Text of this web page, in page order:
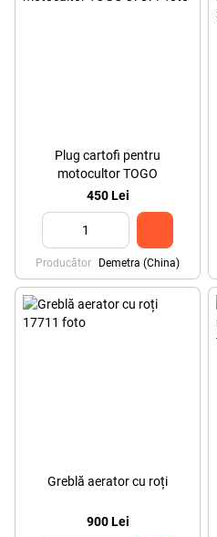
Plug cartofi pentru
motocultor TOGO
450 Lei
Producător Demetra (China)
Greblă aerator cu roți
900 Lei